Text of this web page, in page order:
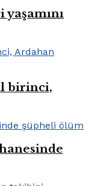
yaşamını
birinci,